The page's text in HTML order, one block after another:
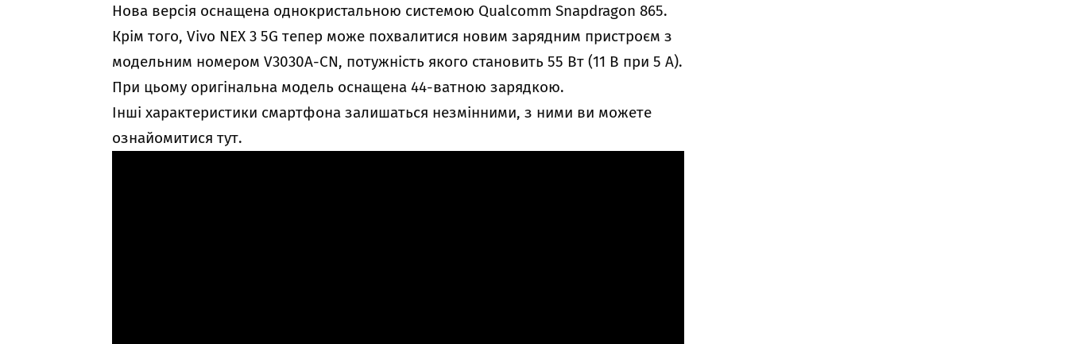
Нова версія оснащена однокристальною системою Qualcomm Snapdragon 865.
Крім того, Vivo NEX 3 5G тепер може похвалитися новим зарядним пристроєм з
модельним номером V3030A-CN, потужність якого становить 55 Вт (11 В при 5 А).
При цьому оригінальна модель оснащена 44-ватною зарядкою.
Інші характеристики смартфона залишаться незмінними, з ними ви можете
ознайомитисятут.